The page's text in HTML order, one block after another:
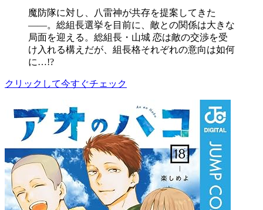
魔防隊に対し、八雷神が共存を提案してきた
――。総組長選挙を目前に、敵との関係は大きな
局面を迎える。総組長・山城 恋は敵の交渉を受
け入れる構えだが、組長格それぞれの意向は如何
に…!?
クリックして今すぐチェック